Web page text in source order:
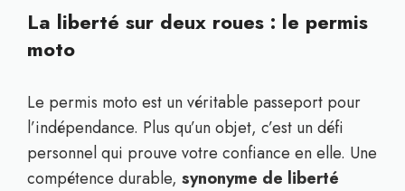
La liberté sur deux roues : le permis
moto
Le permis moto est un véritable passeport pour
l’indépendance. Plus qu’un objet, c’est un défi
personnel qui prouve votre confiance en elle. Une
compétence durable, synonyme de liberté